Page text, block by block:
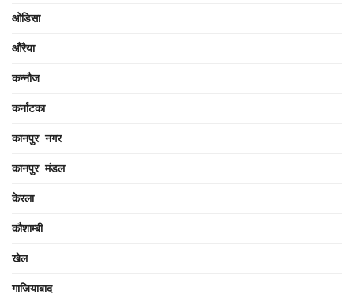
ओडिसा
औरैया
कन्नौज
कर्नाटका
कानपुर नगर
कानपुर मंडल
केरला
कौशाम्बी
खेल
गाजियाबाद